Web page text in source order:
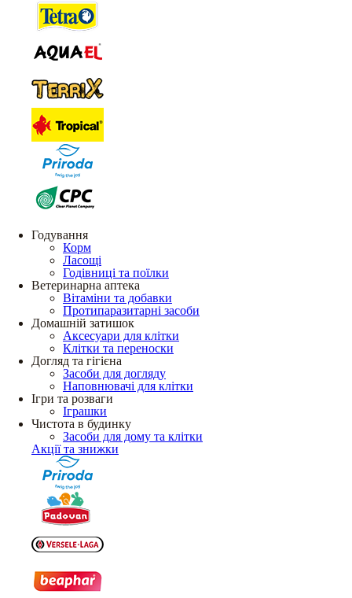
Годування
Корм
Ласощі
Годівниці та поїлки
Ветеринарна аптека
Вітаміни та добавки
Протипаразитарні засоби
Домашній затишок
Аксесуари для клітки
Клітки та переноски
Догляд та гігієна
Засоби для догляду
Наповнювачі для клітки
Ігри та розваги
Іграшки
Чистота в будинку
Засоби для дому та клітки
Акції та знижки